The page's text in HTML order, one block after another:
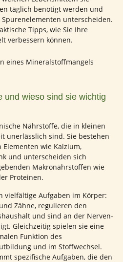
täglich benötigt werden und
unterscheiden.
Tipps, wie Sie Ihre
verbessern können.
und wieso sind sie wichtig
Nährstoffe, die in kleinen
unerlässlich sind. Sie bestehen
wie Kalzium,
und unterscheiden sich
Makronährstoffen wie
Proteinen.
vielfältige Aufgaben im Körper:
Zähne, regulieren den
und sind an der Nerven-
Gleichzeitig spielen sie eine
Funktion des
und im Stoffwechsel.
spezifische Aufgaben, die den